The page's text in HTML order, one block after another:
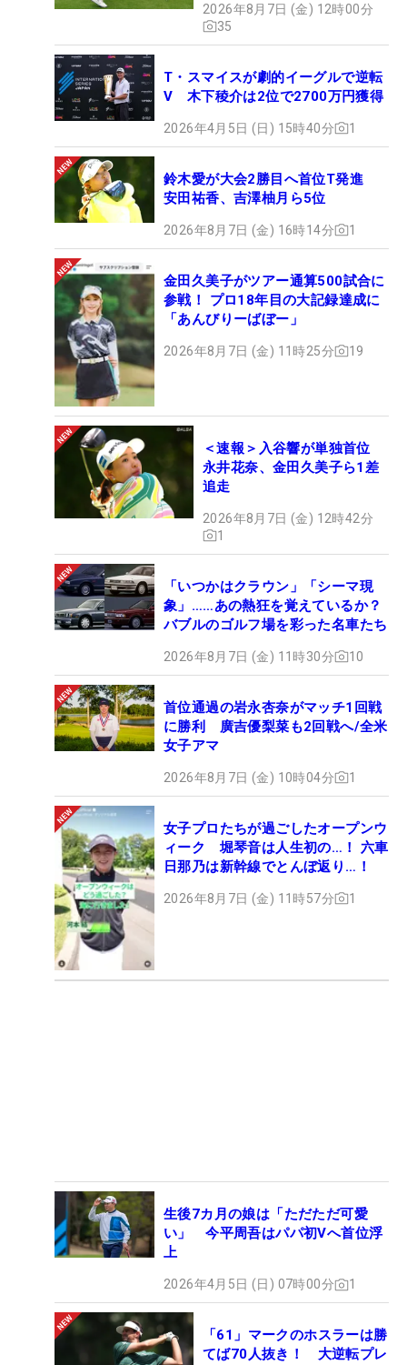
2026年8月7日 (金) 12時00分
35
T・スマイスが劇的イーグルで逆転
V 木下稜介は2位で2700万円獲得
2026年4月5日 (日) 15時40分 1
鈴木愛が大会2勝目へ首位T発進
安田祐香、吉澤柚月ら5位
2026年8月7日 (金) 16時14分 1
金田久美子がツアー通算500試合に
参戦！ プロ18年目の大記録達成に
「あんびりーばぼー」
2026年8月7日 (金) 11時25分 19
＜速報＞入谷響が単独首位
永井花奈、金田久美子ら1差
追走
2026年8月7日 (金) 12時42分
1
「いつかはクラウン」「シーマ現
象」……あの熱狂を覚えているか？
バブルのゴルフ場を彩った名車たち
2026年8月7日 (金) 11時30分 10
首位通過の岩永杏奈がマッチ1回戦
に勝利 廣吉優梨菜も2回戦へ/全米
女子アマ
2026年8月7日 (金) 10時04分 1
女子プロたちが過ごしたオープンウ
ィーク 堀琴音は人生初の…！ 六車
日那乃は新幹線でとんぼ返り…！
2026年8月7日 (金) 11時57分 1
生後7カ月の娘は「ただただ可愛
い」 今平周吾はパパ初Vへ首位浮
上
2026年4月5日 (日) 07時00分 1
「61」マークのホスラーは勝
てば70人抜き！ 大逆転プレ